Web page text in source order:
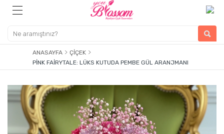
ANASAYFA
ÇIÇEK
PINK FAIRYTALE: LÜKS KUTUDA PEMBE GÜL ARANJMANI